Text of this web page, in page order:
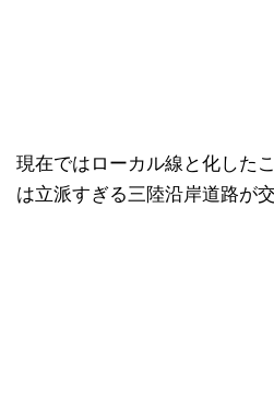
現在ではローカル線と化した
は立派すぎる三陸沿岸道路が